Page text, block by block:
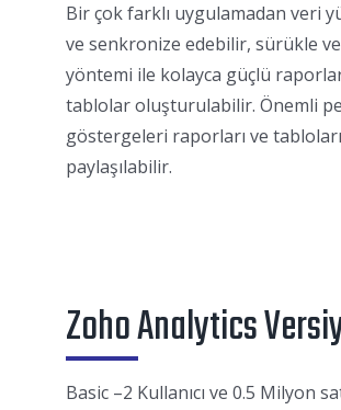
Bir çok farklı uygulamadan veri
ve senkronize edebilir, sürükle
yöntemi ile kolayca güçlü
tablolar oluşturulabilir. Önemli
göstergeleri raporları ve tabloları
paylaşılabilir.
Zoho Analytics
Basic –2 Kullanıcı ve 0.5 Milyon